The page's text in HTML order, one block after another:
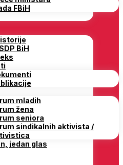
FBiH
BiH
mladih
žena
seniora
sindikalnih aktivista /
jedan glas